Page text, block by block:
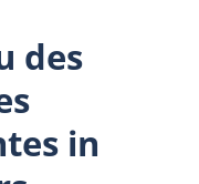
des
in